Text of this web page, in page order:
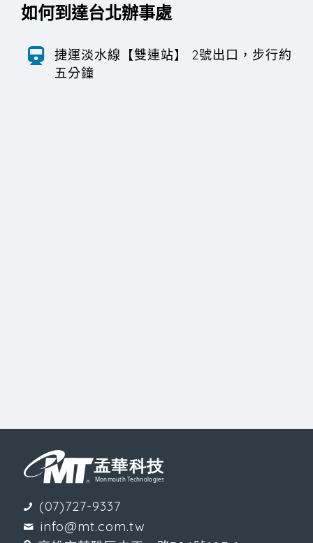
如何到達台北辦事處
捷運淡水線【雙連站】 2號出口，步行約
五分鐘
(07)727-9337
info@mt.com.tw